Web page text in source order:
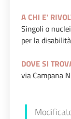
A CHI E'
Singoli o
per la
DOVE SI
via Campana